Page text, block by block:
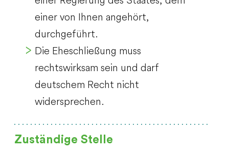
einer von Ihnen angehört,
durchgeführt.
Die Eheschließung muss
rechtswirksam sein und darf
deutschem Recht nicht
widersprechen.
Zuständige Stelle